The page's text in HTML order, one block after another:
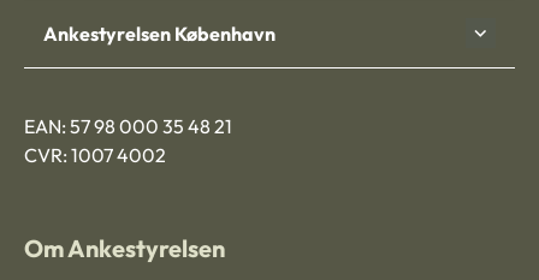
Ankestyrelsen København
EAN: 57 98 000 35 48 21
CVR: 1007 4002
Om Ankestyrelsen